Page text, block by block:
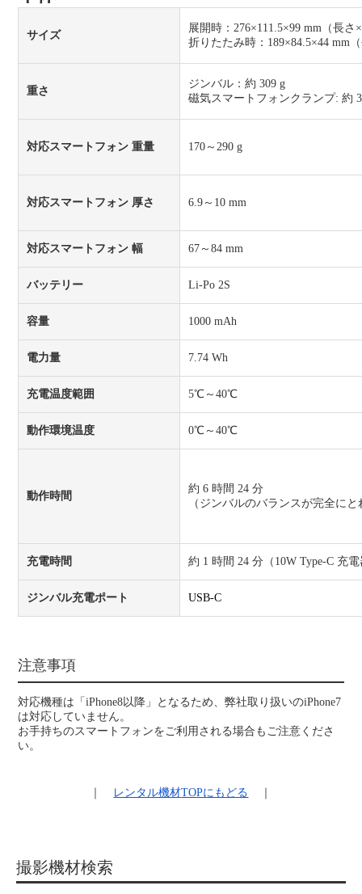
サイズ
展開時：276×111.5×99 mm（長さ
折りたたみ時：189×84.5×44 mm
重さ
ジンバル：約 309 g
磁気スマートフォンクランプ: 約
対応スマートフォン 重量 170～290 g
対応スマートフォン 厚さ 6.9～10 mm
対応スマートフォン 幅 67～84 mm
バッテリー Li-Po 2S
容量 1000 mAh
電力量 7.74 Wh
充電温度範囲 5℃～40℃
動作環境温度 0℃～40℃
動作時間
約 6 時間 24 分
（ジンバルのバランスが完全に
充電時間 約 1 時間 24 分（10W Type-C 充
ジンバル充電ポート USB-C
注意事項
対応機種は「iPhone8以降」となるため、弊社取り扱いのiPhone7
は対応していません。
お手持ちのスマートフォンをご利用される場合もご注意くださ
い。
レンタル機材TOPにもどる
撮影機材検索